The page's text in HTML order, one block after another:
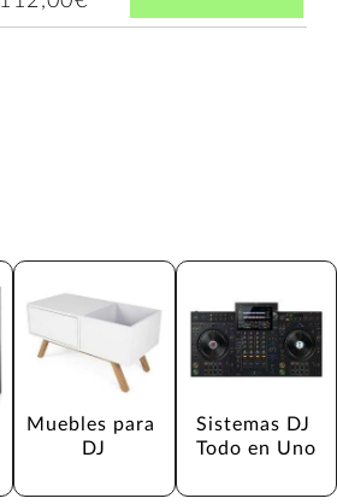
Muebles para
DJ
Sistemas DJ
Todo en Uno